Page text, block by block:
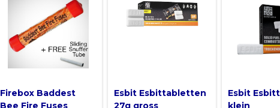
Firebox Baddest
Bee Fire Fuses
Esbit Esbittabletten
27g gross
Esbit
klein